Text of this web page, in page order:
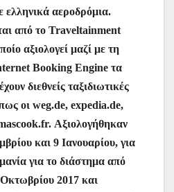
ελληνικά αεροδρόμια.
από τo Traveltainment
αξιολογεί μαζί με τη
Booking Engine τα
διεθνείς ταξιδιωτικές
οι weg.de, expedia.de,
Αξιολογήθηκαν
και 9 Ιανουαρίου, για
για το διάστημα από
2017 και